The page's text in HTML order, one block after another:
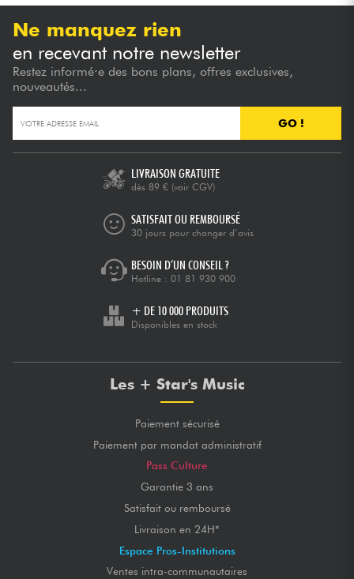
Ne manquez rien
en recevant notre newsletter
Restez informé·e des bons plans, offres exclusives,
nouveautés...
GO !
LIVRAISON GRATUITE
dès 89 € (voir CGV)
SATISFAIT OU REMBOURSÉ
30 jours pour changer d’avis
BESOIN D’UN CONSEIL ?
Hotline : 01 81 930 900
+ DE 10 000 PRODUITS
Disponibles en stock
Les + Star's Music
Paiement sécurisé
Paiement par mandat administratif
Pass Culture
Garantie 3 ans
Satisfait ou remboursé
Livraison en 24H*
Espace Pros-Institutions
Ventes intra-communautaires